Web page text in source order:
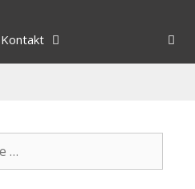
Kontakt